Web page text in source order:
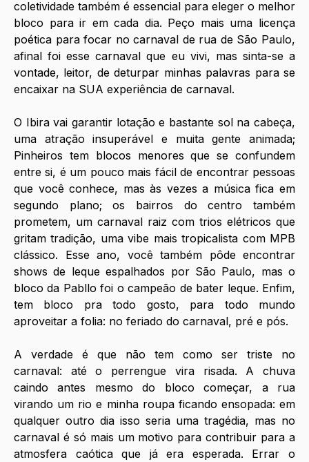
coletividade também é essencial para eleger o melhor
bloco para ir em cada dia. Peço mais uma licença
poética para focar no carnaval de rua de São Paulo,
afinal foi esse carnaval que eu vivi, mas sinta-se a
vontade, leitor, de deturpar minhas palavras para se
encaixar na SUA experiência de carnaval.
O Ibira vai garantir lotação e bastante sol na cabeça,
uma atração insuperável e muita gente animada;
Pinheiros tem blocos menores que se confundem
entre si, é um pouco mais fácil de encontrar pessoas
que você conhece, mas às vezes a música fica em
segundo plano; os bairros do centro também
prometem, um carnaval raiz com trios elétricos que
gritam tradição, uma vibe mais tropicalista com MPB
clássico. Esse ano, você também pôde encontrar
shows de leque espalhados por São Paulo, mas o
bloco da Pabllo foi o campeão de bater leque. Enfim,
tem bloco pra todo gosto, para todo mundo
aproveitar a folia: no feriado do carnaval, pré e pós.
A verdade é que não tem como ser triste no
carnaval: até o perrengue vira risada. A chuva
caindo antes mesmo do bloco começar, a rua
virando um rio e minha roupa ficando ensopada: em
qualquer outro dia isso seria uma tragédia, mas no
carnaval é só mais um motivo para contribuir para a
atmosfera caótica que já era esperada. Errar o